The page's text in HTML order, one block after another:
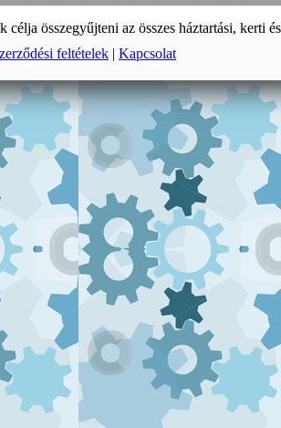
célja összegyűjteni az összes háztartási, kerti
feltételek | Kapcsolat